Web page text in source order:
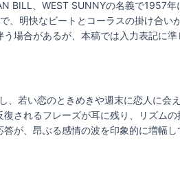
BILL、WEST SUNNYの名義で1957
明快なビートとコーラスの掛け合い
場合があるが、本稿では入力表記に準
、若い恋のときめきや週末に恋人に会
されるフレーズが耳に残り、リズム
が、昂ぶる感情の波を印象的に増幅し